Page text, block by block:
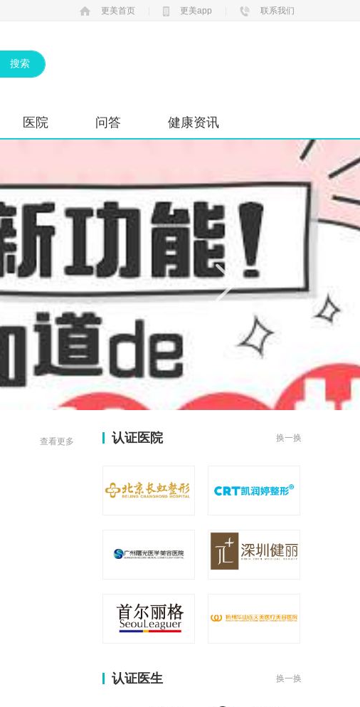
更美首页 更美app 联系我们
医院 问答 健康资讯
查看更多
认证医院 换一换
认证医生 换一换